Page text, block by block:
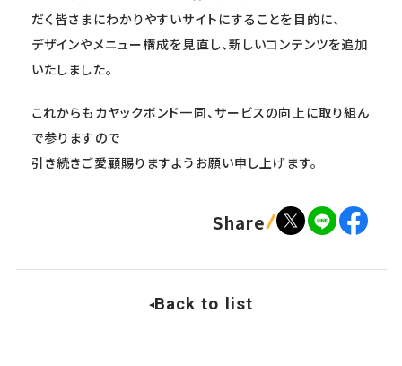
だく皆さまにわかりやすいサイトにすることを目的に、
デザインやメニュー構成を見直し、新しいコンテンツを追加
いたしました。
これからもカヤックボンド一同、サービスの向上に取り組ん
で参りますので
引き続きご愛顧賜りますようお願い申し上げます。
Share
Back to list